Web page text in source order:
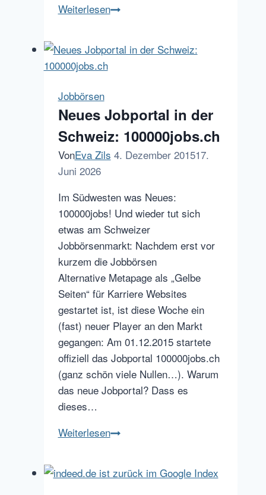
WeiterlesenIBM
–
Full-
Service
Social
der
Cloud
Jobbörsen
Neues Jobportal in der
Schweiz: 100000jobs.ch
VonEva Zils 4. Dezember 201517.
Juni 2026
Im Südwesten was Neues:
100000jobs! Und wieder tut sich
etwas am Schweizer
Jobbörsenmarkt: Nachdem erst vor
kurzem die Jobbörsen
Alternative Metapage als „Gelbe
Seiten“ für Karriere Websites
gestartet ist, ist diese Woche ein
(fast) neuer Player an den Markt
gegangen: Am 01.12.2015 startete
offiziell das Jobportal 100000jobs.ch
(ganz schön viele Nullen…). Warum
das neue Jobportal? Dass es
dieses…
WeiterlesenNeues
der